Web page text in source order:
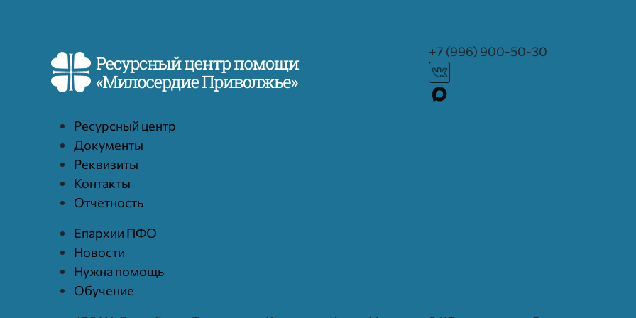
+7 (996) 900-50-30
Ресурcный центр
Документы
Реквизиты
Контакты
Отчетность
Епархии ПФО
Новости
Нужна помощь
Обучение